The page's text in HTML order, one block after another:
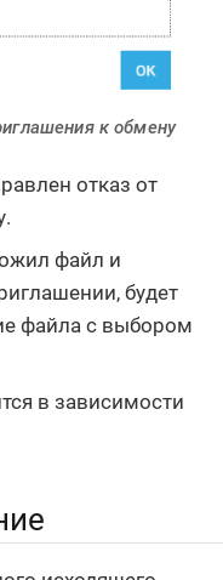
к обмену
отказ от
файл и
будет
файла с выбором
в зависимости